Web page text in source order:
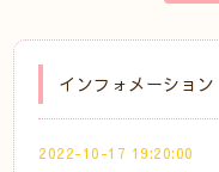
インフォメーション
2022-10-17 19:20:00